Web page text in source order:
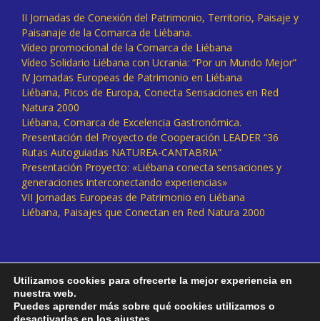
II Jornadas de Conexión del Patrimonio, Territorio, Paisaje y
Paisanaje de la Comarca de Liébana.
Vídeo promocional de la Comarca de Liébana
Vídeo Solidario Liébana con Ucrania: “Por un Mundo Mejor”
IV Jornadas Europeas de Patrimonio en Liébana
Liébana, Picos de Europa, Conecta Sensaciones en Red
Natura 2000
Liébana, Comarca de Excelencia Gastronómica.
Presentación del Proyecto de Cooperación LEADER “36
Rutas Autoguiadas NATUREA-CANTABRIA”
Presentación Proyecto: «Liébana conecta sensaciones y
generaciones interconectando experiencias»
VII Jornadas Europeas de Patrimonio en Liébana
Liébana, Paisajes que Conectan en Red Natura 2000
Utilizamos cookies para ofrecerte la mejor experiencia en
nuestra web.
Puedes aprender más sobre qué cookies utilizamos o